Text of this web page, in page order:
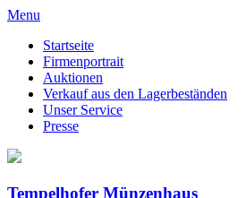
Menu
Startseite
Firmenportrait
Auktionen
Verkauf aus den Lagerbeständen
Unser Service
Presse
Tempelhofer Münzenhaus